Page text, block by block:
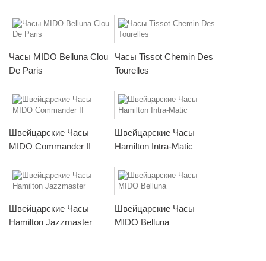
Часы MIDO Belluna Clou
De Paris
Часы Tissot Chemin Des
Tourelles
Швейцарские Часы
MIDO Commander II
Швейцарские Часы
Hamilton Intra-Matic
Швейцарские Часы
Hamilton Jazzmaster
Швейцарские Часы
MIDO Belluna